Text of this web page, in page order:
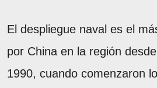
El despliegue naval es el
por China en la región
1990, cuando comenzaron